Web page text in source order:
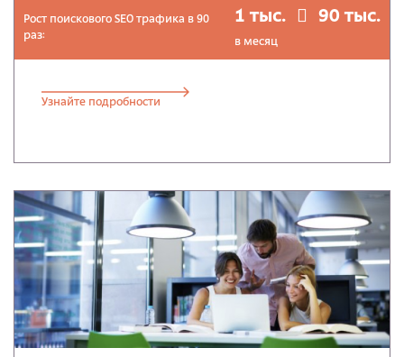
Рост поискового SEO трафика в 90
раз:
1 тыс. 90 тыс.
в месяц
Узнайте подробности